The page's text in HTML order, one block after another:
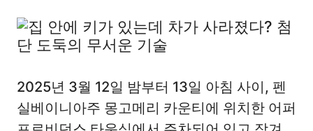
배
우
는
2025년 3월 12일 밤부터 13일 아침 사이, 펜
실베이니아주 몽고메리 카운티에 위치한 어퍼